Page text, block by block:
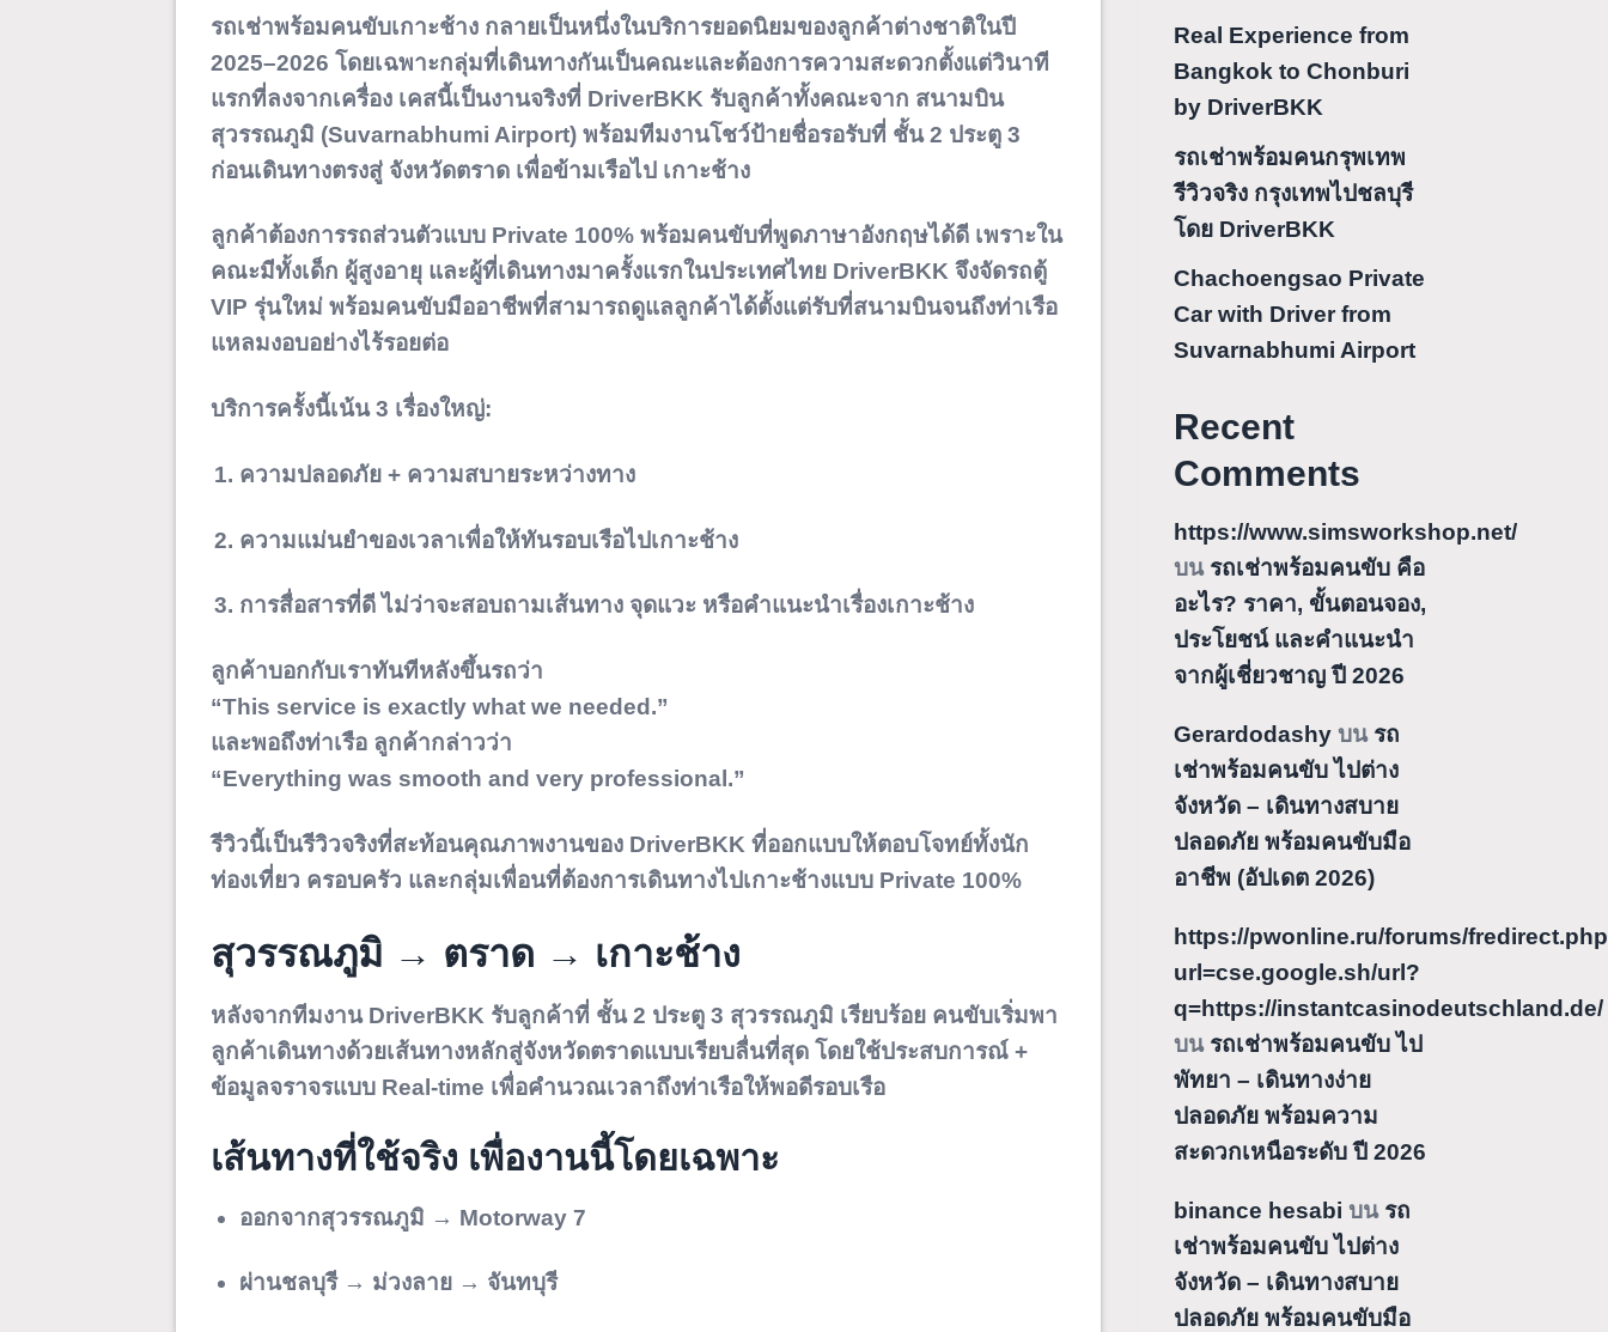
รถเช่าพร้อมคนขับเกาะช้างกลายเป็นหนึ่งในบริการยอดนิยมของลูกค้าต่างชาติในปี
2025–2026 โดยเฉพาะกลุ่มที่เดินทางกันเป็นคณะและต้องการความสะดวกตั้งแต่วินาที
แรกที่ลงจากเครื่อง เคสนี้เป็นงานจริงที่ DriverBKK รับลูกค้าทั้งคณะจาก สนามบิน
สุวรรณภูมิ (Suvarnabhumi Airport)พร้อมทีมงานโชว์ป้ายชื่อรอรับที่ ชั้น 2 ประตู 3
ก่อนเดินทางตรงสู่ จังหวัดตราดเพื่อข้ามเรือไป เกาะช้าง
ลูกค้าต้องการรถส่วนตัวแบบ Private 100% พร้อมคนขับที่พูดภาษาอังกฤษได้ดี เพราะใน
คณะมีทั้งเด็ก ผู้สูงอายุ และผู้ที่เดินทางมาครั้งแรกในประเทศไทย DriverBKK จึงจัดรถตู้
VIP รุ่นใหม่ พร้อมคนขับมืออาชีพที่สามารถดูแลลูกค้าได้ตั้งแต่รับที่สนามบินจนถึงท่าเรือ
แหลมงอบอย่างไร้รอยต่อ
บริการครั้งนี้เน้น 3 เรื่องใหญ่:
ความปลอดภัย + ความสบายระหว่างทาง
ความแม่นยำของเวลาเพื่อให้ทันรอบเรือไปเกาะช้าง
การสื่อสารที่ดี ไม่ว่าจะสอบถามเส้นทาง จุดแวะ หรือคำแนะนำเรื่องเกาะช้าง
ลูกค้าบอกกับเราทันทีหลังขึ้นรถว่า
“This service is exactly what we needed.”
และพอถึงท่าเรือ ลูกค้ากล่าวว่า
“Everything was smooth and very professional.”
รีวิวนี้เป็นรีวิวจริงที่สะท้อนคุณภาพงานของ DriverBKK ที่ออกแบบให้ตอบโจทย์ทั้งนัก
ท่องเที่ยว ครอบครัว และกลุ่มเพื่อนที่ต้องการเดินทางไปเกาะช้างแบบ Private 100%
สุวรรณภูมิ → ตราด → เกาะช้าง
หลังจากทีมงาน DriverBKK รับลูกค้าที่ ชั้น 2 ประตู 3 สุวรรณภูมิ เรียบร้อย คนขับเริ่มพา
ลูกค้าเดินทางด้วยเส้นทางหลักสู่จังหวัดตราดแบบเรียบลื่นที่สุด โดยใช้ประสบการณ์ +
ข้อมูลจราจรแบบ Real-time เพื่อคำนวณเวลาถึงท่าเรือให้พอดีรอบเรือ
เส้นทางที่ใช้จริง เพื่องานนี้โดยเฉพาะ
ออกจากสุวรรณภูมิ → Motorway 7
ผ่านชลบุรี → ม่วงลาย → จันทบุรี
Real Experience from
Bangkok to Chonburi
by DriverBKK
รถเช่าพร้อมคนกรุพเทพ
รีวิวจริง กรุงเทพไปชลบุรี
โดย DriverBKK
Chachoengsao Private
Car with Driver from
Suvarnabhumi Airport
Recent
Comments
https://www.simsworkshop.net/
บน รถเช่าพร้อมคนขับ คือ
อะไร? ราคา, ขั้นตอนจอง,
ประโยชน์ และคำแนะนำ
จากผู้เชี่ยวชาญ ปี 2026
Gerardodashyบน รถ
เช่าพร้อมคนขับ ไปต่าง
จังหวัด – เดินทางสบาย
ปลอดภัย พร้อมคนขับมือ
อาชีพ (อัปเดต 2026)
https://pwonline.ru/forums/
url=cse.google.sh/url?
q=https://instantcasinodeutschland.de/
บน รถเช่าพร้อมคนขับ ไป
พัทยา – เดินทางง่าย
ปลอดภัย พร้อมความ
สะดวกเหนือระดับ ปี 2026
binance hesabi บน รถ
เช่าพร้อมคนขับ ไปต่าง
จังหวัด – เดินทางสบาย
ปลอดภัย พร้อมคนขับมือ